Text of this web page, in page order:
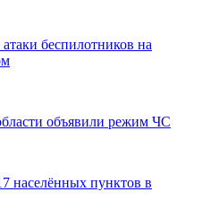
беспилотников на
объявили режим ЧС
населённых пунктов в